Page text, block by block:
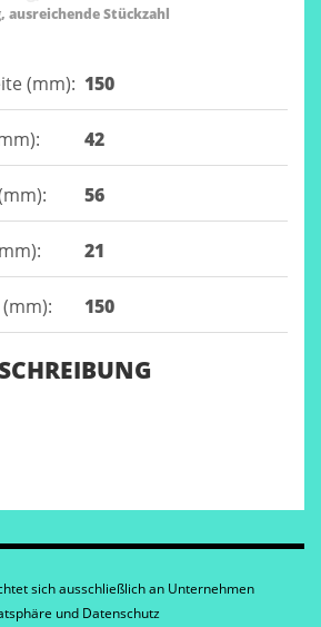
ausreichende Stückzahl
(mm): 150
42
56
21
150
sich ausschließlich an Unternehmen
und Datenschutz